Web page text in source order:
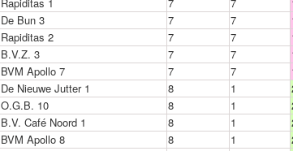
De Bun 3 7 7
Rapiditas 2 7 7
B.V.Z. 3 7 7
BVM Apollo 7 7 7
De Nieuwe Jutter 1 8 1
O.G.B. 10 8 1
B.V. Café Noord 1 8 1
BVM Apollo 8 8 1